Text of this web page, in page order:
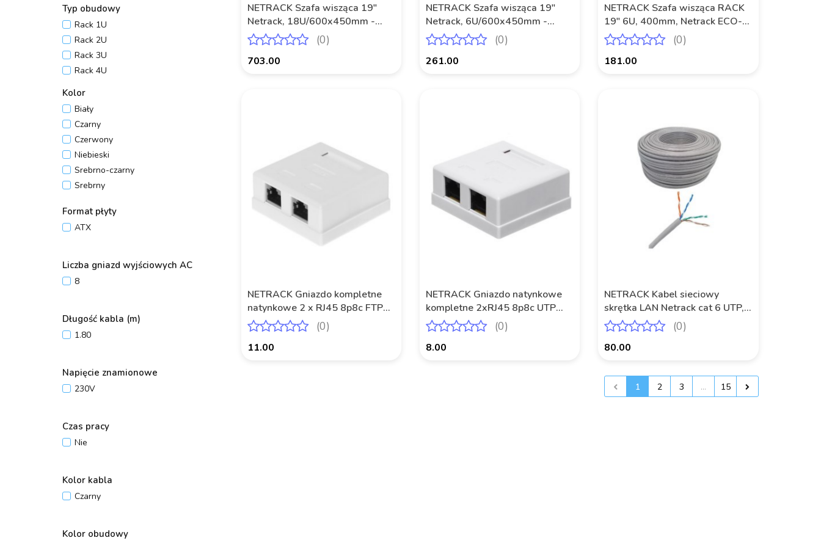
Typ obudowy
Rack 1U
Rack 2U
Rack 3U
Rack 4U
Kolor
Biały
Czarny
Czerwony
Niebieski
Srebrno-czarny
Srebrny
Wielokolorowy
Zielony
Format płyty
ATX
Liczba gniazd wyjściowych AC
8
Długość kabla (m)
1.80
Napięcie znamionowe
230V
Czas pracy
Nie
Kolor kabla
Czarny
Kolor obudowy
NETRACK Szafa wisząca 19"
Netrack, 18U/600x450mm -
czarny, drzwi szklane, otwierane
boki
(0)
703.00
NETRACK Szafa wisząca 19"
Netrack, 6U/600x450mm -
czarny, drzwi szklane, otwierane
boki
(0)
261.00
NETRACK Szafa wisząca RACK
19" 6U, 400mm, Netrack ECO-
Line, szara, drzwi przeszklone
(0)
181.00
NETRACK Gniazdo kompletne
natynkowe 2 x RJ45 8p8c FTP
kat. 6 LSA Netrack
(0)
11.00
NETRACK Gniazdo natynkowe
kompletne 2xRJ45 8p8c UTP
Cat6 LSA Netrack
(0)
8.00
Produkt niedostępny
NETRACK Kabel sieciowy
skrętka LAN Netrack cat 6 UTP,
szary, 100m , CCA
(0)
80.00
1 2 3 ... 15